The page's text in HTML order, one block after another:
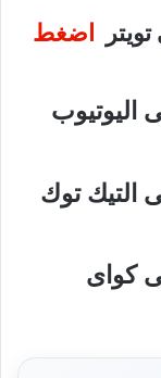
اضغط
اليوتيوب
التيك توك
كواى